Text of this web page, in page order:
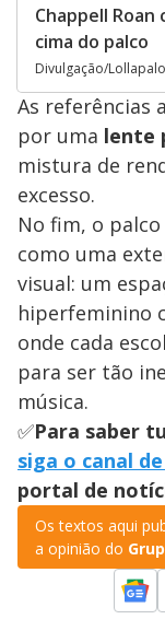
Chappell
cima do palco
Divulgação/
As referências
por uma lente
mistura de
excesso.
No fim, o
como uma
visual: um
hiperfeminino
onde cada
para ser tão
música.
✅Para saber
siga o canal
portal de
Os textos aqui
a opinião do